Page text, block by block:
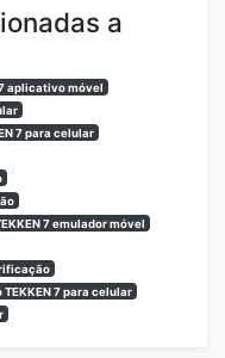
a
7 aplicativo móvel
7 para celular
7 emulador móvel
TEKKEN 7 para celular